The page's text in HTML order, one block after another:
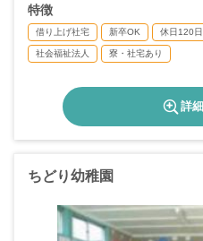
特徴
借り上げ社宅 新卒OK 休日120
社会福祉法人 寮・社宅あり
詳
ちどり幼稚園